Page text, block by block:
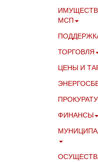
МСП
ТОРГОВЛЯ
ЦЕНЫ И
ФИНАНСЫ